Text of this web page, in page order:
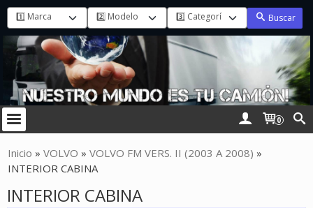
Buscar
0
Inicio » VOLVO » VOLVO FM VERS. II (2003 A 2008) »
INTERIOR CABINA
INTERIOR CABINA